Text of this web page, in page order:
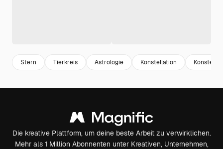
Stern Tierkreis Astrologie Konstellation
Die kreative Plattform, um deine beste Arbeit zu verwirklichen.
Mehr als 1 Million Abonnenten unter Kreativen, Unternehmen,